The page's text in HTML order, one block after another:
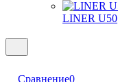
LINER U50
Сравнение0